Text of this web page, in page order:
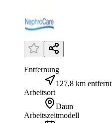
Entfernung
127,8 km entfernt
Arbeitsort
Daun
Arbeitszeitmodell